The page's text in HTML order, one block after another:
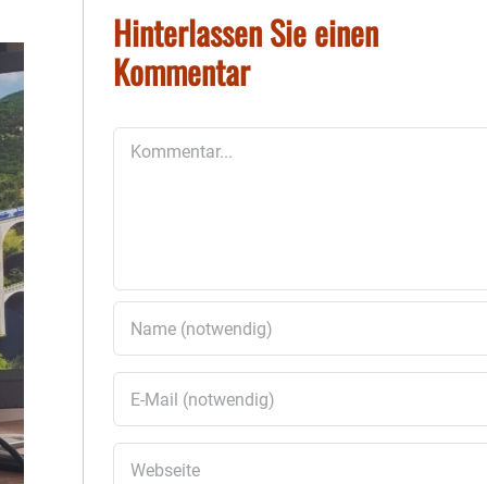
Hinterlassen Sie einen
Kommentar